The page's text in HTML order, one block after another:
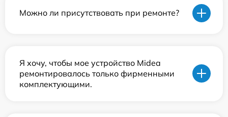
Можно ли присутствовать при ремонте?
Я хочу, чтобы мое устройство Midea
ремонтировалось только фирменными
комплектующими.